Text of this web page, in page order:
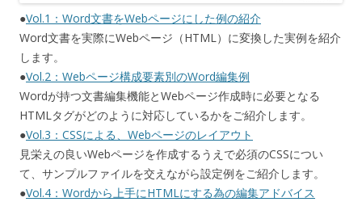
●Vol.1：Word文書をWebページにした例の紹介
Word文書を実際にWebページ（HTML）に変換した実例を紹介
します。
●Vol.2：Webページ構成要素別のWord編集例
Wordが持つ文書編集機能とWebページ作成時に必要となる
HTMLタグがどのように対応しているかをご紹介します。
●Vol.3：CSSによる、Webページのレイアウト
見栄えの良いWebページを作成するうえで必須のCSSについ
て、サンプルファイルを交えながら設定例をご紹介します。
●Vol.4：Wordから上手にHTMLにする為の編集アドバイス